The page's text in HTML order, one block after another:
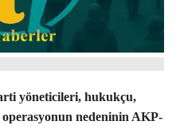
yöneticileri, hukukçu,
operasyonun nedeninin AKP-